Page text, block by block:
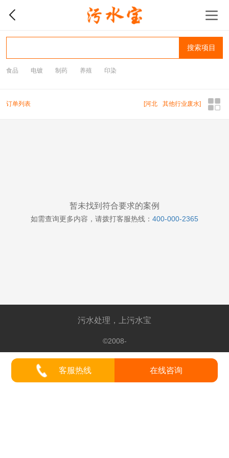
搜索项目
食品 电镀 制药 养殖 印染
订单列表 [河北 其他行业废水]
暂未找到符合要求的案例
如需查询更多内容，请拨打客服热线： 400-000-2365
污水处理，上污水宝
©2008-
客服热线 在线咨询